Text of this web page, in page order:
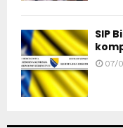
SIP
07/